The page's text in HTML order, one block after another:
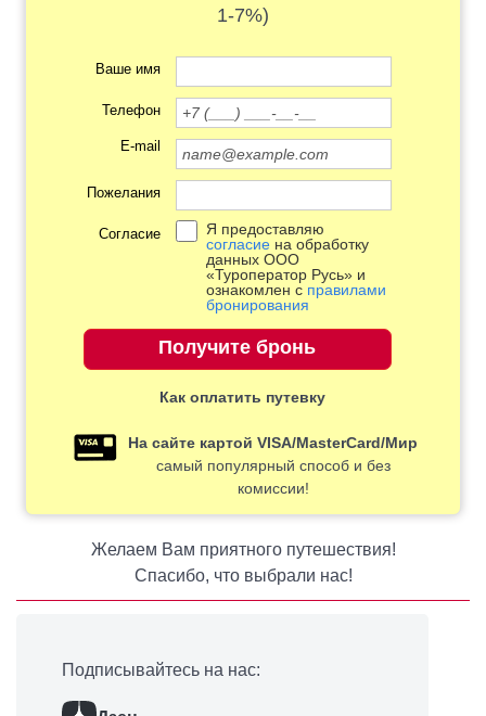
1-7%)
Ваше имя
Телефон
E-mail
Пожелания
Согласие
Я предоставляю
согласие на обработку
данных ООО
«Туроператор Русь» и
ознакомлен с правилами
бронирования
Как оплатить путевку
На сайте картой VISA/MasterCard/Мир
самый популярный способ и без
комиссии!
Желаем Вам приятного путешествия!
Спасибо, что выбрали нас!
Подписывайтесь на нас: